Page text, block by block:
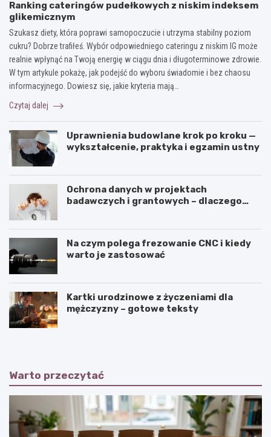
Ranking cateringów pudełkowych z niskim indeksem
glikemicznym
Szukasz diety, która poprawi samopoczucie i utrzyma stabilny poziom
cukru? Dobrze trafiłeś. Wybór odpowiedniego cateringu z niskim IG może
realnie wpłynąć na Twoją energię w ciągu dnia i długoterminowe zdrowie.
W tym artykule pokażę, jak podejść do wyboru świadomie i bez chaosu
informacyjnego. Dowiesz się, jakie kryteria mają…
Czytaj dalej
Uprawnienia budowlane krok po kroku —
wykształcenie, praktyka i egzamin ustny
Ochrona danych w projektach
badawczych i grantowych – dlaczego
Na czym polega frezowanie CNC i kiedy
warto je zastosować
Kartki urodzinowe z życzeniami dla
mężczyzny – gotowe teksty
Warto przeczytać